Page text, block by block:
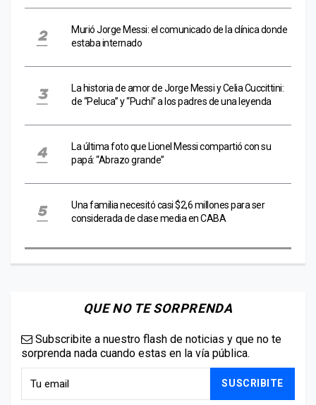
Murió Jorge Messi: el comunicado de la clínica donde
estaba internado
La historia de amor de Jorge Messi y Celia Cuccittini:
de “Peluca” y “Puchi” a los padres de una leyenda
La última foto que Lionel Messi compartió con su
papá: “Abrazo grande”
Una familia necesitó casi $2,6 millones para ser
considerada de clase media en CABA
QUE NO TE SORPRENDA
Subscribite a nuestro flash de noticias y que no te
sorprenda nada cuando estas en la vía pública.
SUSCRIBITE